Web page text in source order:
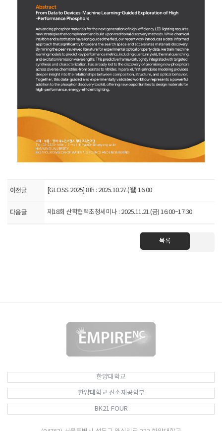
이전글 [GLOSS 2025] 8th : 2025.10.27.(월) 16:00
다음글 제18회 산학협력초청세미나 : 2025.11.21.(금) 16:00~17:30
목록
한양대학교
한양대학교 신소재공학부
BK21 FOUR